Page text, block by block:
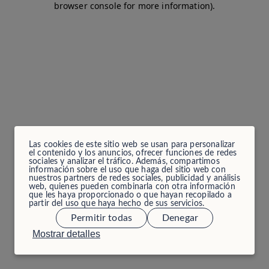
Las cookies de este sitio web se usan para personalizar
el contenido y los anuncios, ofrecer funciones de redes
sociales y analizar el tráfico. Además, compartimos
información sobre el uso que haga del sitio web con
nuestros partners de redes sociales, publicidad y análisis
web, quienes pueden combinarla con otra información
que les haya proporcionado o que hayan recopilado a
partir del uso que haya hecho de sus servicios.
Mostrar detalles
Permitir todas Denegar
browser console for more information).